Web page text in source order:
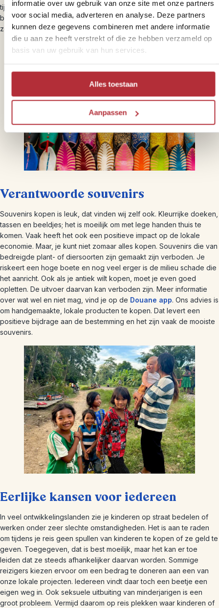
informatie over uw gebruik van onze site met onze partners
voor social media, adverteren en analyse. Deze partners
kunnen deze gegevens combineren met andere informatie
die u aan ze heeft verstrekt of die ze hebben verzameld op
basis van uw gebruik van hun services.
Alles toestaan
Aanpassen
tijdens een excursie op pad gaat. Maar ook voor de andere
bouwstenen hebben we bewuste, verantwoorde, keuzes gemaakt
zoals het vervoer per lokale bus.
Verantwoorde souvenirs
Souvenirs kopen is leuk, dat vinden wij zelf ook. Kleurrijke doeken,
tassen en beeldjes; het is moeilijk om met lege handen thuis te
komen. Vaak heeft het ook een positieve impact op de lokale
economie. Maar, je kunt niet zomaar alles kopen. Souvenirs die van
bedreigde plant- of diersoorten zijn gemaakt zijn verboden. Je
riskeert een hoge boete en nog veel erger is de milieu schade die
het aanricht. Ook als je antiek wilt kopen, moet je even goed
opletten. De uitvoer daarvan kan verboden zijn. Meer informatie
over wat wel en niet mag, vind je op de Douane app. Ons advies is
om handgemaakte, lokale producten te kopen. Dat levert een
positieve bijdrage aan de bestemming en het zijn vaak de mooiste
souvenirs.
Eerlijke kansen voor iedereen
In veel ontwikkelingslanden zie je kinderen op straat bedelen of
werken onder zeer slechte omstandigheden. Het is aan te raden
om tijdens je reis geen spullen van kinderen te kopen of ze geld te
geven. Toegegeven, dat is best moeilijk, maar het kan er toe
leiden dat ze steeds afhankelijker daarvan worden. Sommige
reizigers kiezen ervoor om een bedrag te doneren aan een van
onze lokale projecten. Iedereen vindt daar toch een beetje een
eigen weg in. Ook seksuele uitbuiting van minderjarigen is een
groot probleem. Vermijd daarom op reis plekken waar kinderen of